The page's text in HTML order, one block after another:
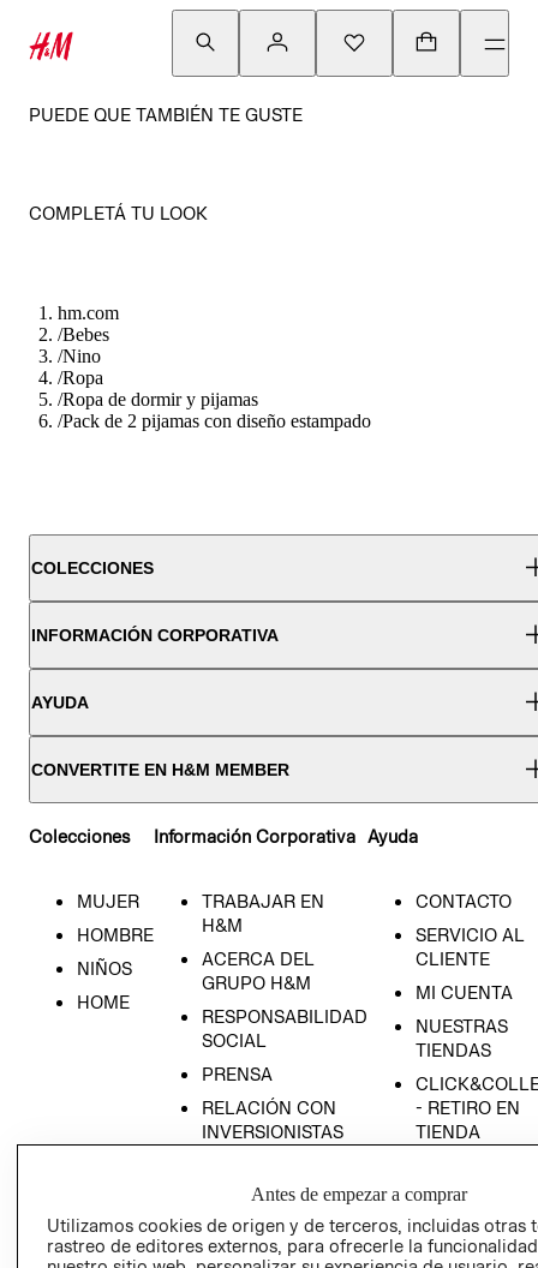
PUEDE QUE TAMBIÉN TE GUSTE
COMPLETÁ TU LOOK
hm.com
/Bebes
/Nino
/Ropa
/Ropa de dormir y pijamas
/Pack de 2 pijamas con diseño estampado
COLECCIONES
INFORMACIÓN CORPORATIVA
AYUDA
CONVERTITE EN H&M MEMBER
Colecciones
MUJER
HOMBRE
NIÑOS
HOME
Información Corporativa
TRABAJAR EN
H&M
ACERCA DEL
GRUPO H&M
RESPONSABILIDAD
SOCIAL
PRENSA
RELACIÓN CON
INVERSIONISTAS
EMPRESARIAL
Ayuda
CONTACTO
SERVICIO AL
CLIENTE
MI CUENTA
NUESTRAS
TIENDAS
- RETIRO EN
TIENDA
CONDICIONES
AVISO DE
PRIVACIDAD
Antes de empezar a comprar
Utilizamos cookies de origen y de terceros, incluidas otras
rastreo de editores externos, para ofrecerle la